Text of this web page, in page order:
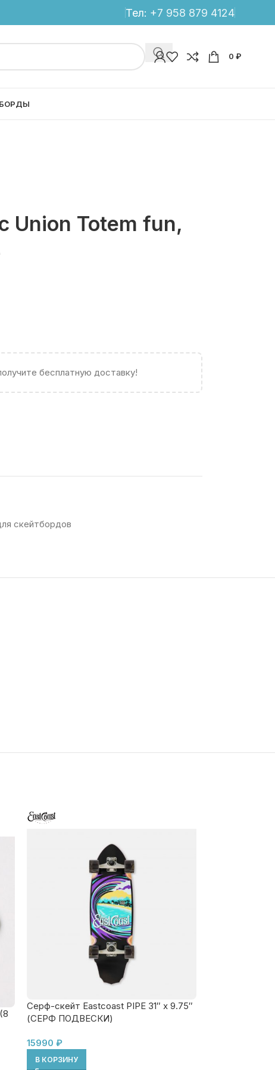
Тел: +7 958 879 4124
0 ₽
Union Totem fun,
бесплатную доставку!
скейтбордов
Серф-скейт Eastcoast PIPE 31″ x 9.75″
(СЕРФ ПОДВЕСКИ)
15990 ₽
В КОРЗИНУ